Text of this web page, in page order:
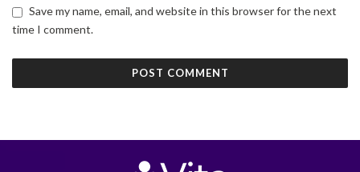
Save my name, email, and website in this browser for the next
time I comment.